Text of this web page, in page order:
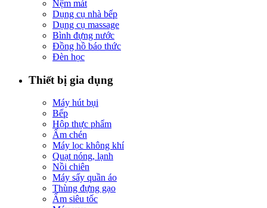
Nệm mát
Dụng cụ nhà bếp
Dụng cụ massage
Bình đựng nước
Đồng hồ báo thức
Đèn học
Thiết bị gia dụng
Máy hút bụi
Bếp
Hộp thực phẩm
Ấm chén
Máy lọc không khí
Quạt nóng, lạnh
Nồi chiên
Máy sấy quần áo
Thùng đựng gạo
Ấm siêu tốc